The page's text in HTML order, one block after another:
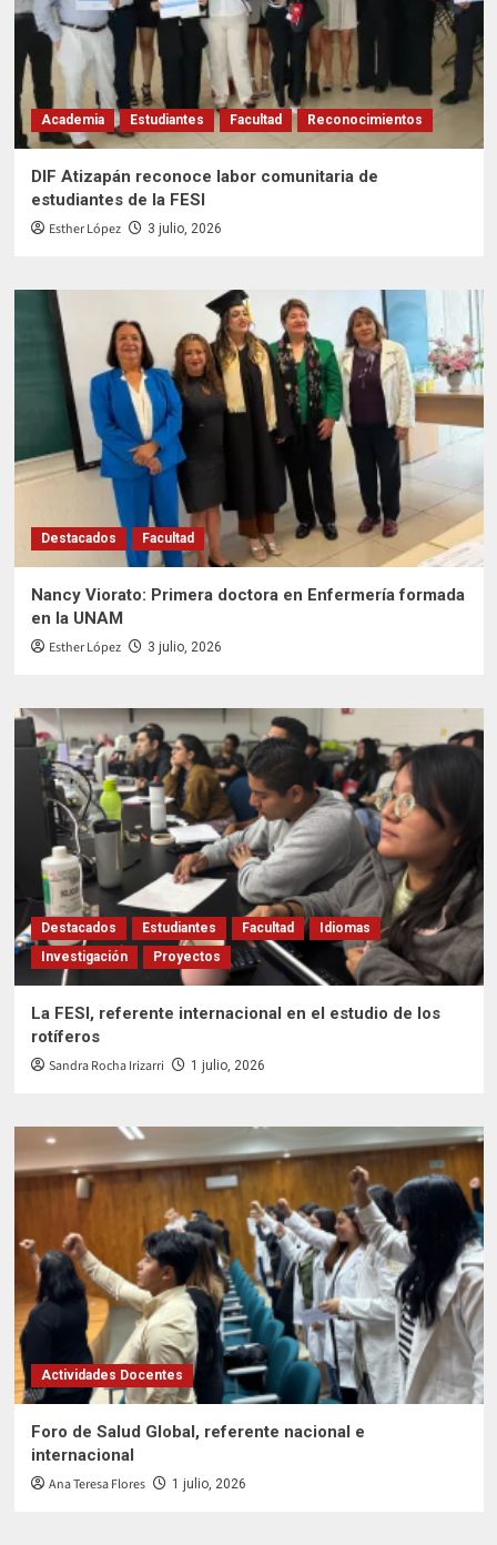
Academia Estudiantes Facultad Reconocimientos
DIF Atizapán reconoce labor comunitaria de
estudiantes de la FESI
Esther López 3 julio, 2026
Destacados Facultad
Nancy Viorato: Primera doctora en Enfermería formada
en la UNAM
Esther López 3 julio, 2026
Destacados Estudiantes Facultad
Idiomas
Investigación
Proyectos
La FESI, referente internacional en el estudio de los
rotíferos
Sandra Rocha Irizarri 1 julio, 2026
Actividades Docentes
Foro de Salud Global, referente nacional e
internacional
Ana Teresa Flores 1 julio, 2026